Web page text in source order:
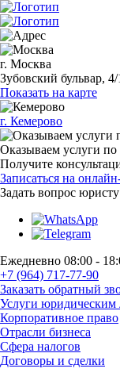
г. Москва
Зубовский бульвар,
Показать на карте
г. Кемерово
Оказываем услуги по
Получите
Записаться на
Задать вопрос
Ежедневно 08:00 -
+7 (964) 717-77-90
Заказать обратный
Услуги юридическим
Корпоративное право
Отрасли бизнеса
Сфера налогов
Договоры и сделки